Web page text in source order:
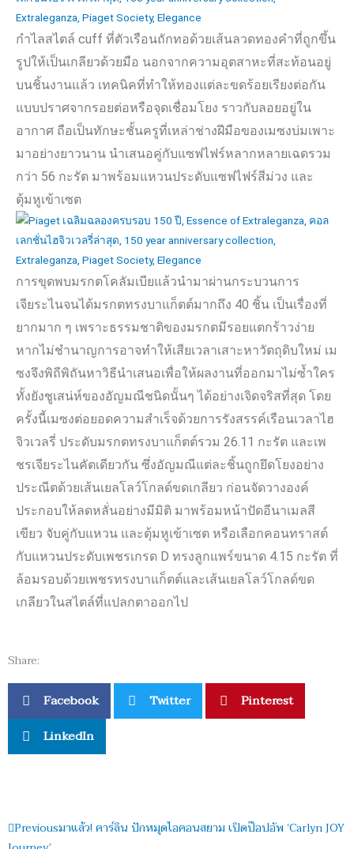
กำไลสไตล์ cuff ที่ตัวเรือนถักทอด้วยเส้นลวดทองคำที่ถูกขึ้น
รูปให้เป็นเกลียวด้วยมือ นอกจากความอุตสาหะที่สะท้อนอยู่
บนชิ้นงานแล้ว เทคนิคที่ทำให้ทองแต่ละขดร้อยเรียงต่อกัน
แบบปราศจากรอยต่อหรือจุดเชื่อมโยง ราวกับลอยอยู่ใน
อากาศ ถือเป็นทักษะชั้นครูที่เหล่าช่างฝีมือของเมซงบ่มเพาะ
มาอย่างยาวนาน นำเสนอคู่กับแซฟไฟร์หลากหลายเฉดรวม
กว่า 56 กะรัต มาพร้อมแหวนประดับแซฟไฟร์สีม่วง และ
ตุ้มหูเข้าเซต
การขุดพบมรกตโคลัมเบียแล้วนำมาผ่านกระบวนการ
เจียระไนจนได้มรกตทรงบาแก็ตต์มากถึง 40 ชิ้น เป็นเรื่องที่
ยากมาก ๆ เพราะธรรมชาติของมรกตมีรอยแตกร้าวง่าย
หากไม่ชำนาญการอาจทำให้เสียเวลาเสาะหาวัตถุดิบใหม่ เม
ซงจึงพิถีพิถันหาวิธีนำเสนอเพื่อให้ผลงานที่ออกมาไม่ซ้ำใคร
ทั้งยังชูเสน่ห์ของอัญมณีชนิดนั้นๆ ได้อย่างเจิดจริสที่สุด โดย
ครั้งนี้เมซงต่อยอดความสำเร็จด้วยการรังสรรค์เรือนเวลาไฮ
จิวเวลรี่ ประดับมรกตทรงบาแก็ตต์รวม 26.11 กะรัต และเพ
ชรเจียระไนคัตเดียวกัน ซึ่งอัญมณีแต่ละชิ้นถูกยึดโยงอย่าง
ประณีตด้วยเส้นเยลโลว์โกลด์ขดเกลียว ก่อนจัดวางองค์
ประกอบให้ลดหลั่นอย่างมีมิติ มาพร้อมหน้าปัดอีนาเมลสี
เขียว จับคู่กับแหวน และตุ้มหูเข้าเซต หรือเลือกคอนทราสต์
กับแหวนประดับเพชรเกรด D ทรงลูกแพร์ขนาด 4.15 กะรัต ที่
ล้อมรอบด้วยเพชรทรงบาแก็ตต์และเส้นเยลโลว์โกลด์ขด
เกลียวในสไตล์ที่แปลกตาออกไป
Share:
Facebook Twitter
Pinterest
LinkedIn
Prev
Previousมาแล้ว! คาร์ลิน ปักหมุดไอคอนสยาม เปิดป๊อปอัพ ‘Carlyn JOY
Next